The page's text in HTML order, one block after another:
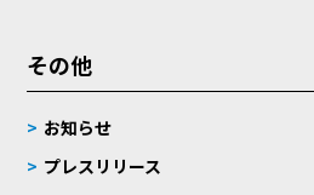
その他
お知らせ
プレスリリース